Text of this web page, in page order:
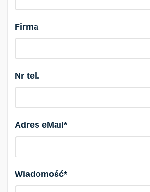
Firma
Nr tel.
Adres eMail*
Wiadomość*